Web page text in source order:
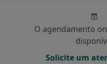
O agendamento
Solicite um